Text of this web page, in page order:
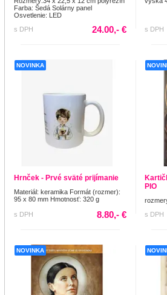
Farba: Šedá Solárny panel
Osvetlenie: LED
s DPH
24.00,- € s DPH
NOVINKA
Hrnček - Prvé sväté prijímanie
Materiál: keramika Formát (rozmer):
95 x 80 mm Hmotnosť: 320 g
s DPH 8.80,- €
PIO
s DPH
NOVINKA